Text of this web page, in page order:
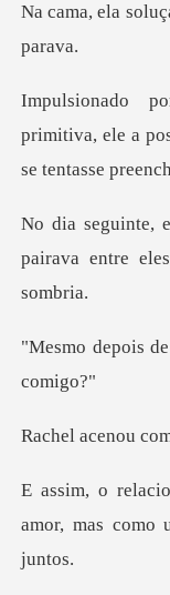
va, ele a
se
pairava entre
amor, mas como